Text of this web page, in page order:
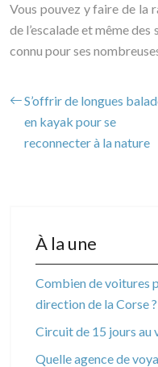
Vous pouvez y faire de la
de l’escalade et même
connu pour ses
S’offrir de longues
en kayak pour se
reconnecter à la nature
À la une
Combien de voitures
direction de la Corse ?
Circuit de 15 jours au
Quelle agence de